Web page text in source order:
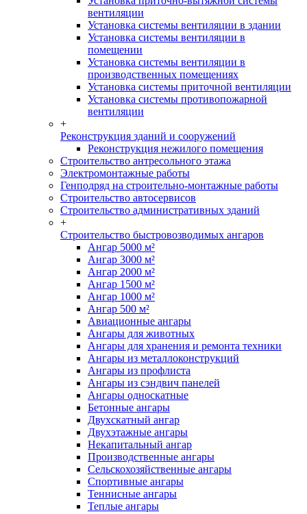
вентиляции
Установка системы вентиляции в здании
Установка системы вентиляции в
помещении
Установка системы вентиляции в
производственных помещениях
Установка системы приточной вентиляции
Установка системы противопожарной
вентиляции
+
Реконструкция зданий и сооружений
Реконструкция нежилого помещения
Строительство антресольного этажа
Электромонтажные работы
Генподряд на строительно-монтажные работы
Строительство автосервисов
Строительство административных зданий
+
Строительство быстровозводимых ангаров
Ангар 5000 м²
Ангар 3000 м²
Ангар 2000 м²
Ангар 1500 м²
Ангар 1000 м²
Ангар 500 м²
Авиационные ангары
Ангары для животных
Ангары для хранения и ремонта техники
Ангары из металлоконструкций
Ангары из профлиста
Ангары из сэндвич панелей
Ангары односкатные
Бетонные ангары
Двухскатный ангар
Двухэтажные ангары
Некапитальный ангар
Производственные ангары
Сельскохозяйственные ангары
Спортивные ангары
Теннисные ангары
Теплые ангары